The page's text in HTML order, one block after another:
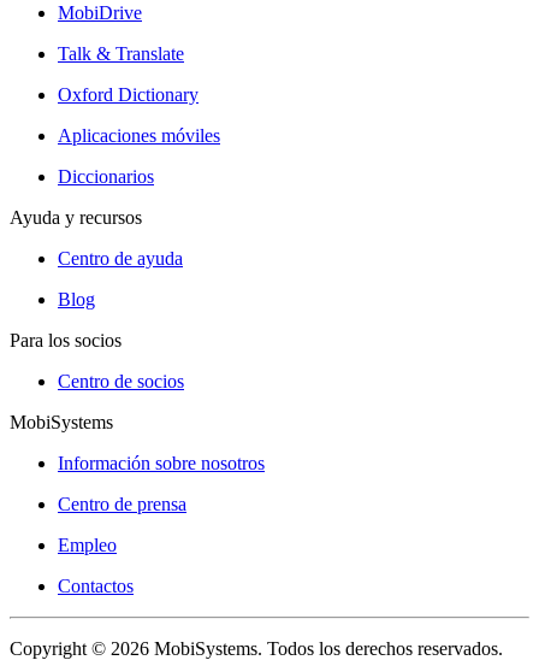
MobiDrive
Talk & Translate
Oxford Dictionary
Aplicaciones móviles
Diccionarios
Ayuda y recursos
Centro de ayuda
Blog
Para los socios
Centro de socios
MobiSystems
Información sobre nosotros
Centro de prensa
Empleo
Contactos
Copyright © 2026 MobiSystems. Todos los derechos reservados.